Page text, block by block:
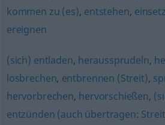
kommen zu (es), entstehen,
ereignen
(sich) entladen, heraussprudeln,
losbrechen, entbrennen (Streit),
hervorbrechen, hervorschießen,
entzünden (auch übertragen: